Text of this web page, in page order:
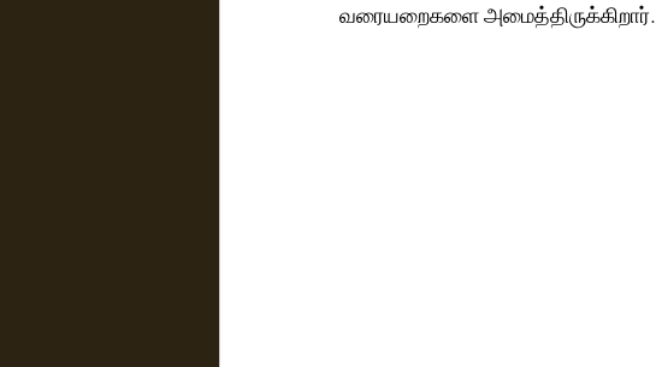
வரையறைகளை அமைத்திருக்கிறார்.